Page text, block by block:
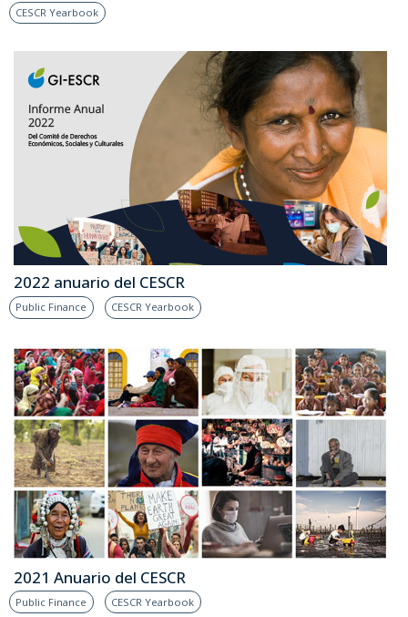
CESCR Yearbook
2022 anuario del CESCR
Public Finance CESCR Yearbook
2021 Anuario del CESCR
Public Finance CESCR Yearbook